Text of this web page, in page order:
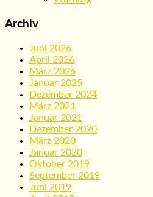
Archiv
Juni 2026
April 2026
März 2026
Januar 2025
Dezember 2024
März 2021
Januar 2021
Dezember 2020
März 2020
Januar 2020
Oktober 2019
September 2019
Juni 2019